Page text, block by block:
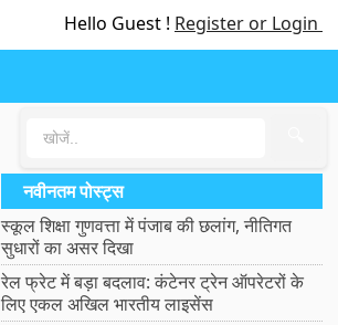
Hello Guest ! Register or Login
नवीनतम पोस्ट्स
स्कूल शिक्षा गुणवत्ता में पंजाब की छलांग, नीतिगत
सुधारों का असर दिखा
रेल फ्रेट में बड़ा बदलाव: कंटेनर ट्रेन ऑपरेटरों के
लिए एकल अखिल भारतीय लाइसेंस